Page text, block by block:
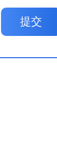
提交